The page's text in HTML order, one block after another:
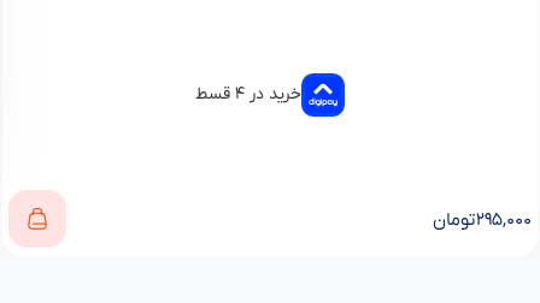
خرید در ۴ قسط
۲۹۵,۰۰۰تومان